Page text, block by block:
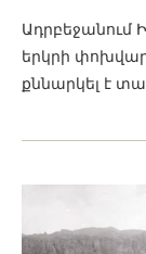
Ադրբեջանում
երկրի
քննարկել է